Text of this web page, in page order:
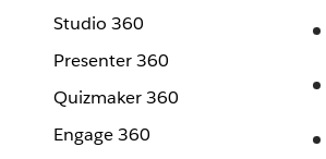
Studio 360
Presenter 360
Quizmaker 360
Engage 360